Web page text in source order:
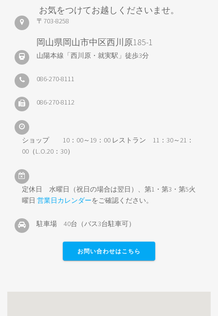
お気をつけてお越しくださいませ。
〒703-8258
岡山県岡山市中区西川原185-1
山陽本線「西川原・就実駅」徒歩3分
086-270-8111
086-270-8112
ショップ 10：00～19：00 レストラン 11：30～21：
00（L.O.20：30）
定休日 水曜日（祝日の場合は翌日）、第1・第3・第5火
曜日 営業日カレンダーをご確認ください。
駐車場 40台（バス3台駐車可）
お問い合わせはこちら